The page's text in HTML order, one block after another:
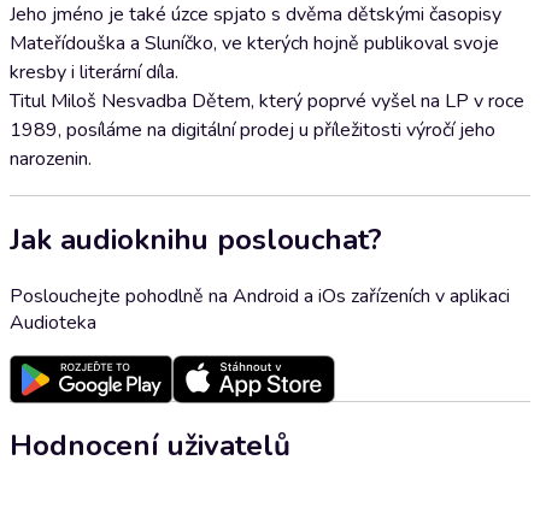
Jeho jméno je také úzce spjato s dvěma dětskými časopisy
Mateřídouška a Sluníčko, ve kterých hojně publikoval svoje
kresby i literární díla.
Titul Miloš Nesvadba Dětem, který poprvé vyšel na LP v roce
1989, posíláme na digitální prodej u příležitosti výročí jeho
narozenin.
Jak audioknihu poslouchat?
Poslouchejte pohodlně na Android a iOs zařízeních v aplikaci
Audioteka
Hodnocení uživatelů